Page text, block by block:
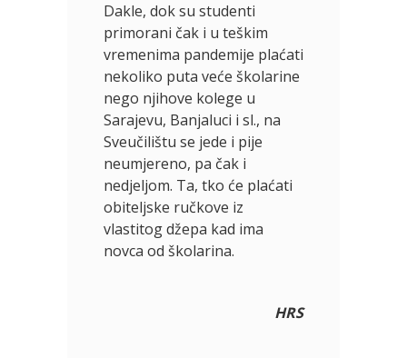
Dakle, dok su studenti
primorani čak i u teškim
vremenima pandemije plaćati
nekoliko puta veće školarine
nego njihove kolege u
Sarajevu, Banjaluci i sl., na
Sveučilištu se jede i pije
neumjereno, pa čak i
nedjeljom. Ta, tko će plaćati
obiteljske ručkove iz
vlastitog džepa kad ima
novca od školarina.
HRS